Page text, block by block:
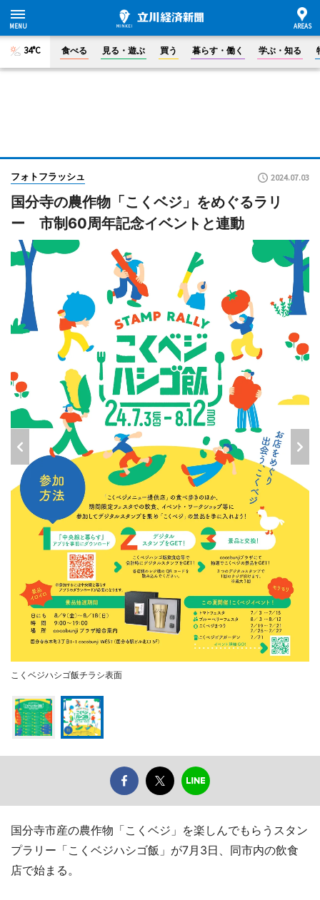
34°C 食べる 見る・遊ぶ 買う 暮らす・働く 学ぶ・知る
フォトフラッシュ 2024.07.03
国分寺の農作物「こくベジ」をめぐるラリ
ー 市制60周年記念イベントと連動
こくベジハシゴ飯チラシ表面
国分寺市産の農作物「こくベジ」を楽しんでもらうスタン
プラリー「こくベジハシゴ飯」が7月3日、同市内の飲食
店で始まる。